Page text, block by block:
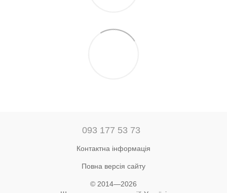
093 177 53 73
Контактна інформація
Повна версія сайту
© 2014—2026